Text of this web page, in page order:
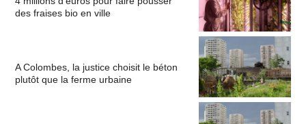
des fraises bio en ville
A Colombes, la justice choisit le béton
plutôt que la ferme urbaine